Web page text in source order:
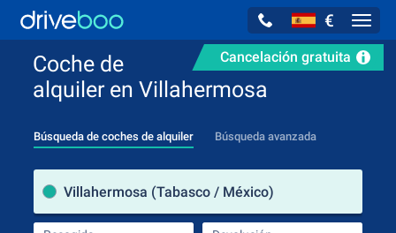
€
Cancelación gratuita
Coche de
alquiler en Villahermosa
Búsqueda de coches de alquiler Búsqueda avanzada
Villahermosa (Tabasco / México)